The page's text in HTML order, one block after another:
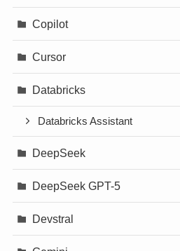
Copilot
Cursor
Databricks
Databricks Assistant
DeepSeek
DeepSeek GPT-5
Devstral